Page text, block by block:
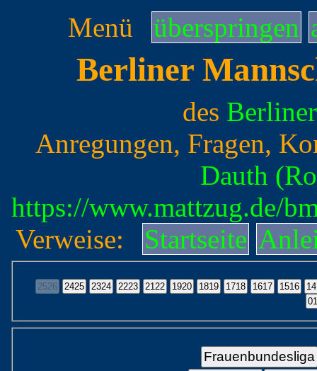
Menü überspringen
Berliner
des
Anregungen, Fragen,
Dauth
https://www.mattzug.de/
Verweise:
Startseite
Frauenbundesliga